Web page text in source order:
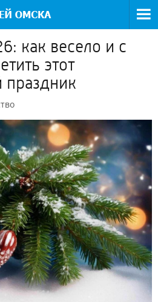
как весело и с
этот